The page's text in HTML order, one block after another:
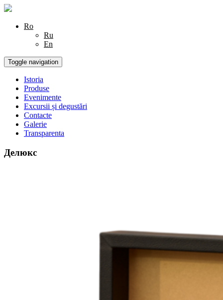
Ro
Ru
En
Toggle navigation
Istoria
Produse
Evenimente
Excursii și degustări
Contacte
Galerie
Transparenta
Делюкс